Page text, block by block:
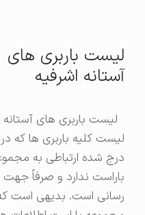
لیست باربری های
آستانه اشرفیه
لیست باربری های آستانه
لیست کلیه باربری ها که در زیر
درج شده ارتباطی به مجموعه
باراست ندارد و صرفاً جهت
رسانی است. بدیهی است که